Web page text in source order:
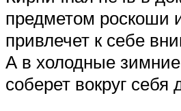
предметом роскоши
привлечет к себе
А в холодные
соберет вокруг себя